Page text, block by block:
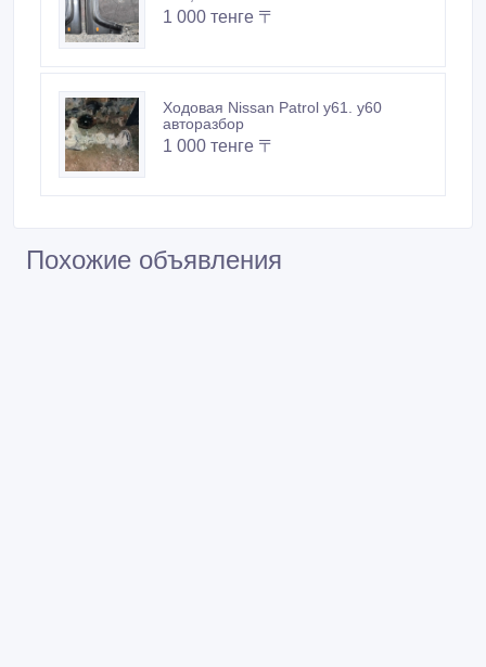
1 000 тенге 〒
Ходовая Nissan Patrol y61. y60
авторазбор
1 000 тенге 〒
Похожие объявления